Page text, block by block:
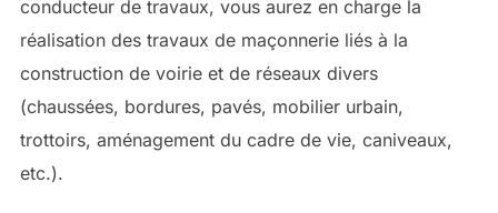
conducteur de travaux, vous aurez en charge la
réalisation des travaux de maçonnerie liés à la
construction de voirie et de réseaux divers
(chaussées, bordures, pavés, mobilier urbain,
trottoirs, aménagement du cadre de vie, caniveaux,
etc.).